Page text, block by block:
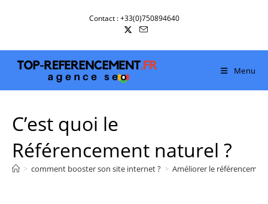
Contact : +33(0)750894640
Menu
C’est quoi le
Référencement naturel ?
> comment booster son site internet ? > Améliorer le